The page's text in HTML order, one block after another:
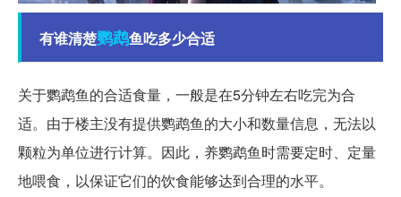
有谁清楚鹦鹉鱼吃多少合适
关于鹦鹉鱼的合适食量，一般是在5分钟左右吃完为合
适。由于楼主没有提供鹦鹉鱼的大小和数量信息，无法以
颗粒为单位进行计算。因此，养鹦鹉鱼时需要定时、定量
地喂食，以保证它们的饮食能够达到合理的水平。